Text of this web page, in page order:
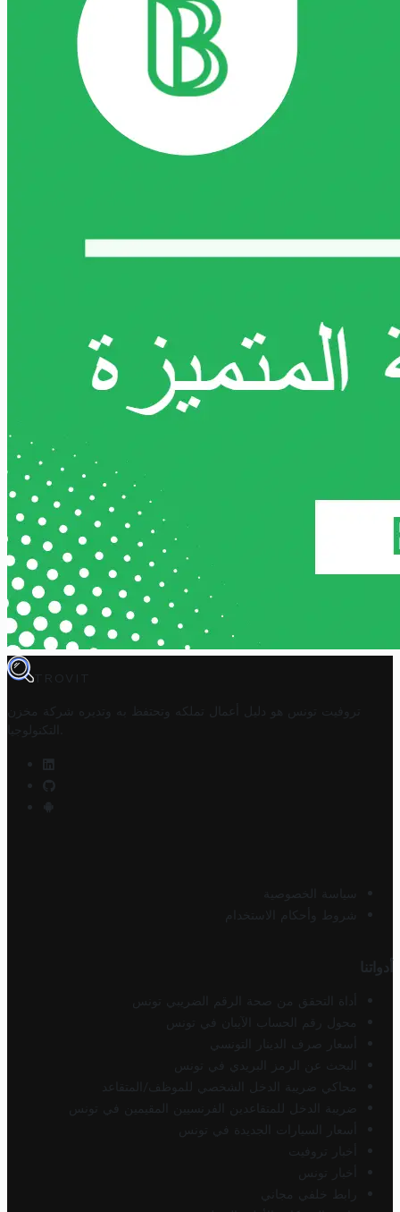
TROVIT
تروفيت تونس هو دليل أعمال تملكه وتحتفظ به وتديره
شركة مخزن
التكنولوجيا
سياسة الخصوصية
شروط وأحكام الاستخدام
أدواتنا
أداة التحقق من صحة الرقم الضريبي تونس
محول رقم الحساب الآيبان في تونس
أسعار صرف الدينار التونسي
البحث عن الرمز البريدي في تونس
محاكي ضريبة الدخل الشخصي للموظف/المتقاعد
ضريبة الدخل للمتقاعدين الفرنسيين المقيمين في تونس
أسعار السيارات الجديدة في تونس
أخبار تروفيت
أخبار تونس
رابط خلفي مجاني